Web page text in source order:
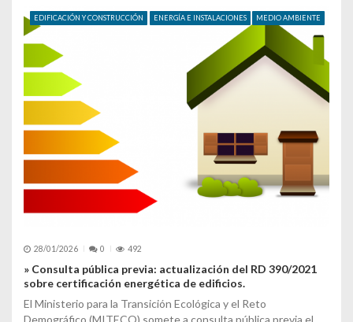
EDIFICACIÓN Y CONSTRUCCIÓN ENERGÍA E INSTALACIONES MEDIO AMBIENTE
28/01/2026 0 492
» Consulta pública previa: actualización del RD 390/2021
sobre certificación energética de edificios.
El Ministerio para la Transición Ecológica y el Reto
Demográfico (MITECO) somete a consulta pública previa el